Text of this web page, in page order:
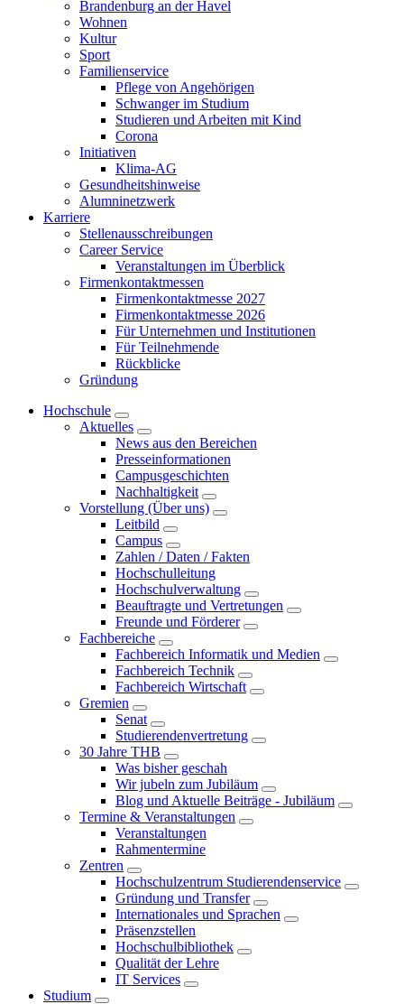
Brandenburg an der Havel
Wohnen
Kultur
Sport
Familienservice
Pflege von Angehörigen
Schwanger im Studium
Studieren und Arbeiten mit Kind
Corona
Initiativen
Klima-AG
Gesundheitshinweise
Alumninetzwerk
Karriere
Stellenausschreibungen
Career Service
Veranstaltungen im Überblick
Firmenkontaktmessen
Firmenkontaktmesse 2027
Firmenkontaktmesse 2026
Für Unternehmen und Institutionen
Für Teilnehmende
Rückblicke
Gründung
Hochschule
Aktuelles
News aus den Bereichen
Presseinformationen
Campusgeschichten
Nachhaltigkeit
Vorstellung (Über uns)
Leitbild
Campus
Zahlen / Daten / Fakten
Hochschulleitung
Hochschulverwaltung
Beauftragte und Vertretungen
Freunde und Förderer
Fachbereiche
Fachbereich Informatik und Medien
Fachbereich Technik
Fachbereich Wirtschaft
Gremien
Senat
Studierendenvertretung
30 Jahre THB
Was bisher geschah
Wir jubeln zum Jubiläum
Blog und Aktuelle Beiträge - Jubiläum
Termine & Veranstaltungen
Veranstaltungen
Rahmentermine
Zentren
Hochschulzentrum Studierendenservice
Gründung und Transfer
Internationales und Sprachen
Präsenzstellen
Hochschulbibliothek
Qualität der Lehre
IT Services
Studium